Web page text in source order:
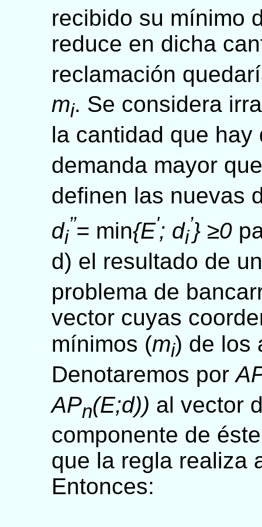
recibido su mínimo
reduce en dicha
reclamación
mi. Se considera
la cantidad que
demanda mayor
definen las nuevas
di
’’= min{E'; di
’} ≥0
d) el resultado de
problema de
vector cuyas
mínimos (mi) de los
Denotaremos por
APn(E;d)) al vector
componente de
que la regla realiza
Entonces: